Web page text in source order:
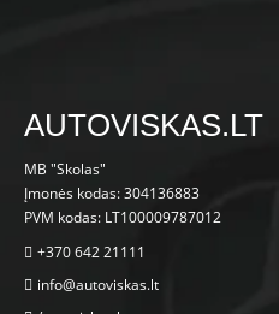
AUTOVISKAS.LT
MB "Skolas"
Įmonės kodas: 304136883
PVM kodas: LT100009787012
+370 642 21111
info@autoviskas.lt